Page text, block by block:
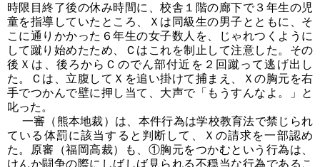
時限目終了後の休み時間に、校舎１階の廊下で３年生の児
童を指導していたところ、Ｘは同級生の男子とともに、そ
こに通りかかった６年生の女子数人を、じゃれつくように
して蹴り始めたため、Ｃはこれを制止して注意した。その
後Ｘは、後ろからＣのでん部付近を２回蹴って逃げ出し
た。Ｃは、立腹してＸを追い掛けて捕まえ、Ｘの胸元を右
手でつかんで壁に押し当て、大声で「もうすんなよ。」と
叱った。
一審（熊本地裁）は、本件行為は学校教育法で禁じられ
ている体罰に該当すると判断して、Ｘの請求を一部認め
た。原審（福岡高裁）も、①胸元をつかむという行為は、
けんか闘争の際にしばしば見られる不穏当な行為であるこ